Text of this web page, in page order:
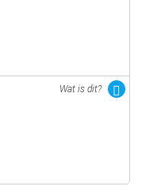
Wat is dit?